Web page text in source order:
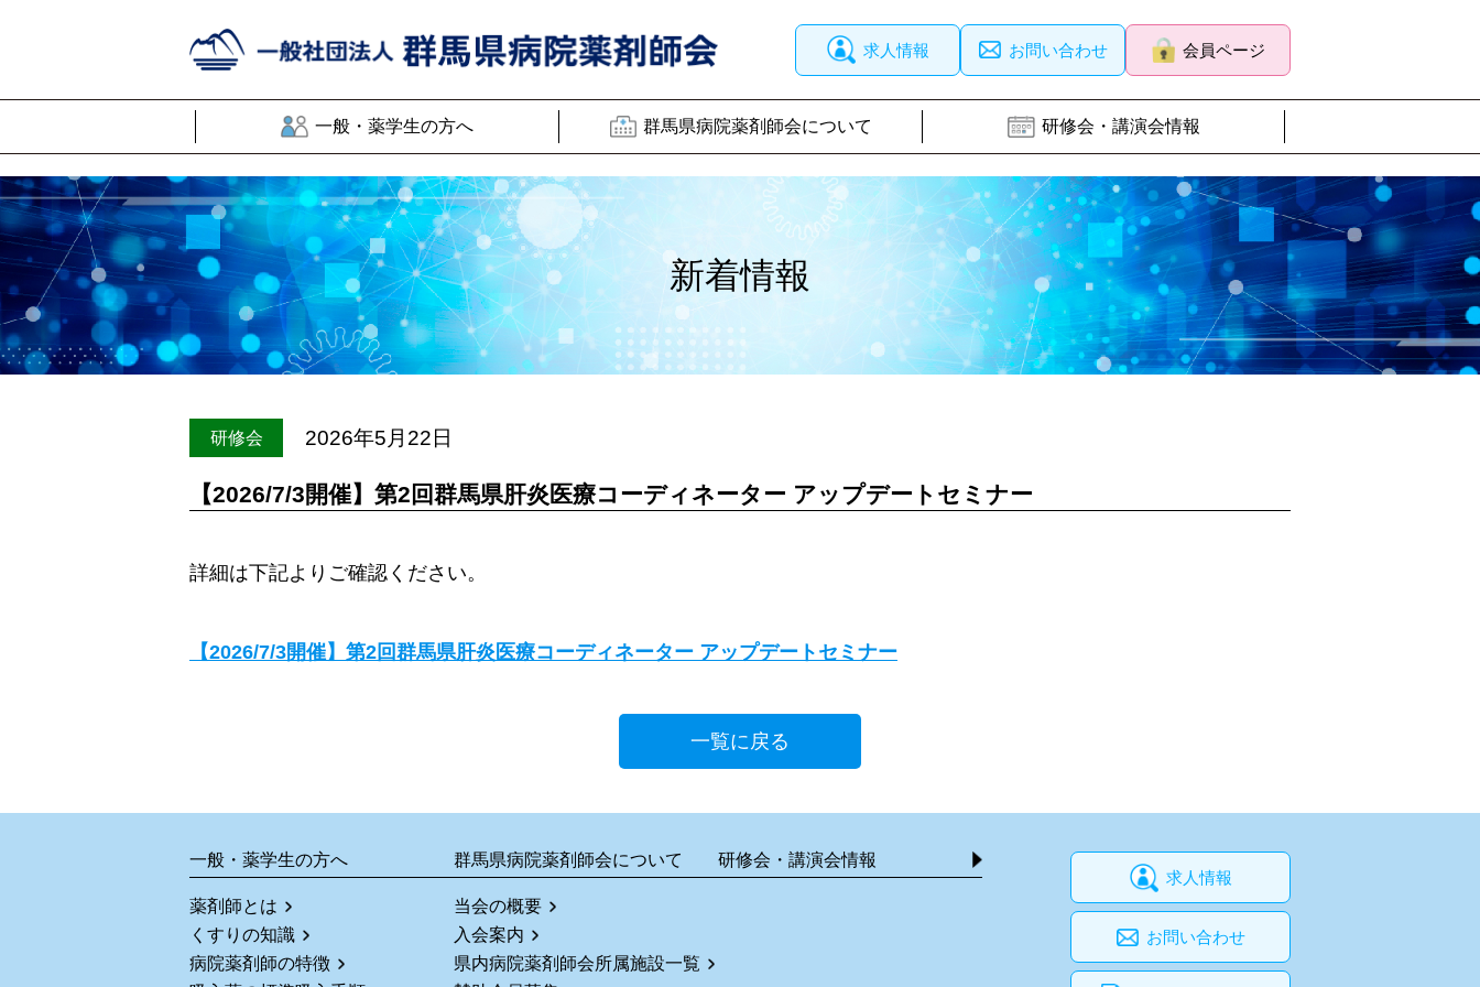
求人情報 お問い合わせ 会員ページ
一般・薬学生の方へ 群馬県病院薬剤師会について 研修会・講演会情報
新着情報
研修会 2026年5月22日
【2026/7/3開催】第2回群馬県肝炎医療コーディネーター アップデートセミナー
詳細は下記よりご確認ください。
【2026/7/3開催】第2回群馬県肝炎医療コーディネーター アップデートセミナー
一覧に戻る
一般・薬学生の方へ
薬剤師とは
くすりの知識
病院薬剤師の特徴
群馬県病院薬剤師会について
当会の概要
入会案内
県内病院薬剤師会所属施設一覧
研修会・講演会情報
求人情報
お問い合わせ